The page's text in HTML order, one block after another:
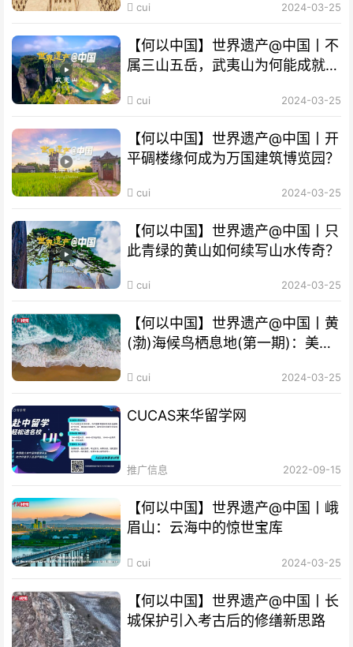
cui 2024-03-25
【何以中国】世界遗产@中国丨不
属三山五岳，武夷山为何能成就
cui 2024-03-25
【何以中国】世界遗产@中国丨开
平碉楼缘何成为万国建筑博览园？
cui 2024-03-25
【何以中国】世界遗产@中国丨只
此青绿的黄山如何续写山水传奇？
cui 2024-03-25
【何以中国】世界遗产@中国丨黄
(渤)海候鸟栖息地(第一期)：美丽
cui 2024-03-25
CUCAS来华留学网
推广信息 2022-09-15
【何以中国】世界遗产@中国丨峨
眉山：云海中的惊世宝库
cui 2024-03-25
【何以中国】世界遗产@中国丨长
城保护引入考古后的修缮新思路